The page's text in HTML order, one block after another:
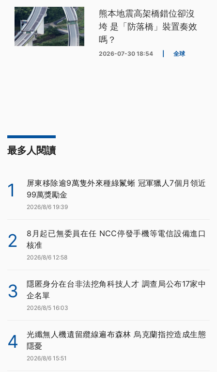
熊本地震高架橋錯位卻沒
垮 是「防落橋」裝置奏效
嗎？
2026-07-30 18:54 全球
最多人閱讀
1
屏東移除逾9萬隻外來種綠鬣蜥 冠軍獵人7個月領近
99萬獎勵金
2026/8/6 19:39
2
8月起已無委員在任 NCC停發手機等電信設備進口
核准
2026/8/6 12:58
3
隱匿身分在台非法挖角科技人才 調查局公布17家中
企名單
2026/8/5 16:03
4
光纖無人機遺留纜線遍布森林 烏克蘭指控造成生態
隱憂
2026/8/6 15:51